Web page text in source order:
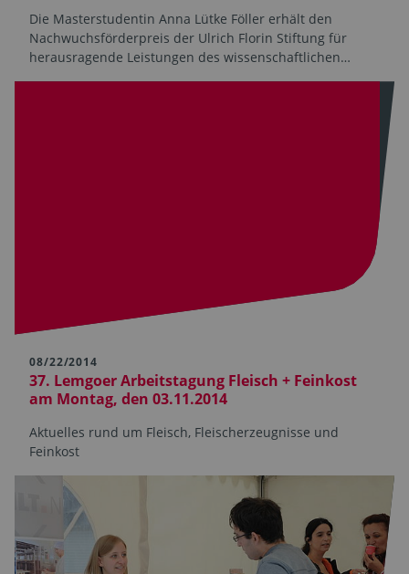
Die Masterstudentin Anna Lütke Föller erhält den
Nachwuchsförderpreis der Ulrich Florin Stiftung für
herausragende Leistungen des wissenschaftlichen…
08/22/2014
37. Lemgoer Arbeitstagung Fleisch + Feinkost
am Montag, den 03.11.2014
Aktuelles rund um Fleisch, Fleischerzeugnisse und
Feinkost